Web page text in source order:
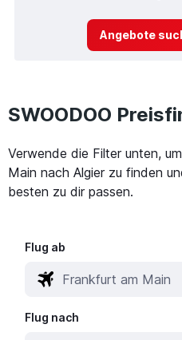
Angebote
SWOODOO
Verwende die Filter unten,
Main nach Algier zu finden
besten zu dir passen.
Flug ab
Flug nach